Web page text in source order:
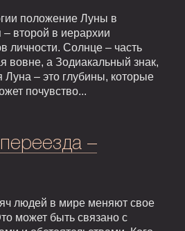
положение Луны в
второй в иерархии
личности. Солнце – часть
вовне, а Зодиакальный знак,
Луна – это глубины, которые
почувство...
–
людей в мире меняют свое
может быть связано с